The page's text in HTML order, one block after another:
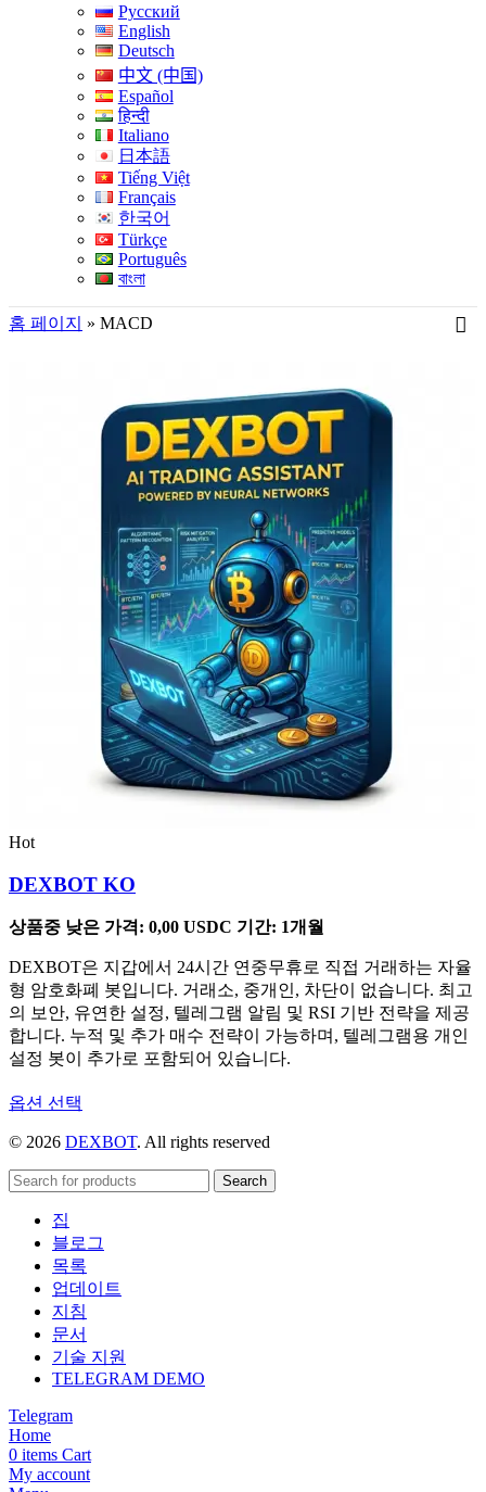
Русский
English
Deutsch
中文 (中国)
Español
हिन्दी
Italiano
日本語
Tiếng Việt
Français
한국어
Türkçe
Português
বাংলা
홈 페이지 » MACD
Hot
DEXBOT KO
상품중 낮은 가격: 0,00 USDC 기간: 1개월
DEXBOT은 지갑에서 24시간 연중무휴로 직접 거래하는 자율
형 암호화폐 봇입니다. 거래소, 중개인, 차단이 없습니다. 최고
의 보안, 유연한 설정, 텔레그램 알림 및 RSI 기반 전략을 제공
합니다. 누적 및 추가 매수 전략이 가능하며, 텔레그램용 개인
설정 봇이 추가로 포함되어 있습니다.
옵션 선택
상
품
옵
이
이
상
품
에
있
습
품
© 2026 DEXBOT. All rights reserved
Search
집
블로그
목록
업데이트
지침
문서
기술 지원
TELEGRAM DEMO
Telegram
Home
0 items Cart
My account